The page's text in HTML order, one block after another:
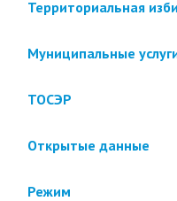
Территориальная
Муниципальные
ТОСЭР
Открытые данные
Режим